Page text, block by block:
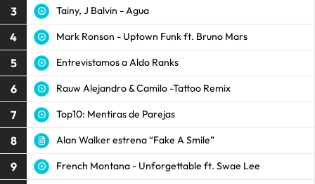
3 Tainy, J Balvin - Agua
4 Mark Ronson - Uptown Funk ft. Bruno Mars
5 Entrevistamos a Aldo Ranks
6 Rauw Alejandro & Camilo -Tattoo Remix
7 Top10: Mentiras de Parejas
8 Alan Walker estrena “Fake A Smile”
9 French Montana - Unforgettable ft. Swae Lee